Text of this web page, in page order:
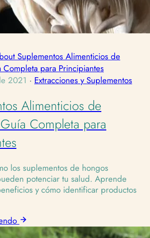
Suplementos Alimenticios de
para Principiantes
2021 · Extracciones y Suplementos
Alimenticios de
Completa para
los suplementos de hongos
potenciar tu salud. Aprende
y cómo identificar productos